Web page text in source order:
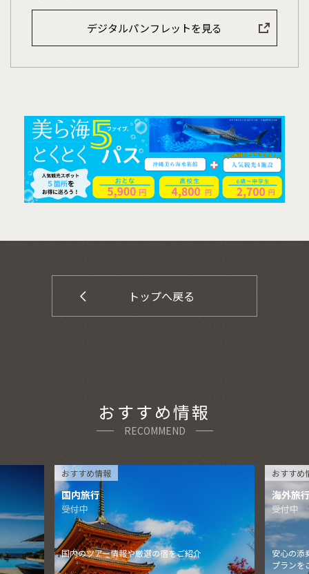
デジタルパンフレットを見る
トップへ戻る
おすすめ情報
RECOMMEND
おすすめ情報
国内旅行
受付中
国内のツアー情報や厳選の宿をご紹介
おすすめ
海外旅
受付中
安心の添
プランを